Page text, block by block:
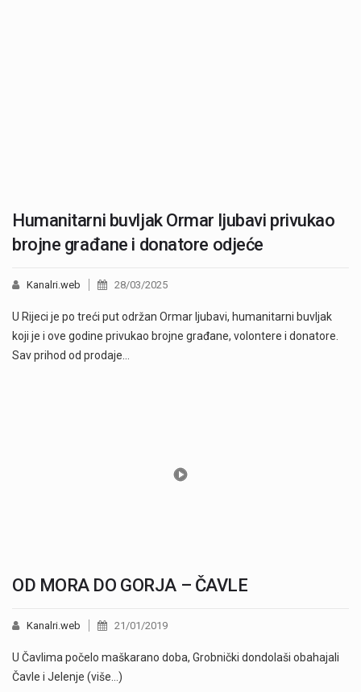
Humanitarni buvljak Ormar ljubavi privukao
brojne građane i donatore odjeće
Kanalri.web 28/03/2025
U Rijeci je po treći put održan Ormar ljubavi, humanitarni buvljak
koji je i ove godine privukao brojne građane, volontere i donatore.
Sav prihod od prodaje…
OD MORA DO GORJA – ČAVLE
Kanalri.web 21/01/2019
U Čavlima počelo maškarano doba, Grobnički dondolaši obahajali
Čavle i Jelenje (više…)